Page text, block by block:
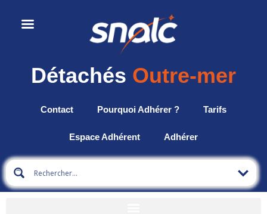
Détachés Outre-mer
Contact Pourquoi Adhérer ? Tarifs
Espace Adhérent Adhérer